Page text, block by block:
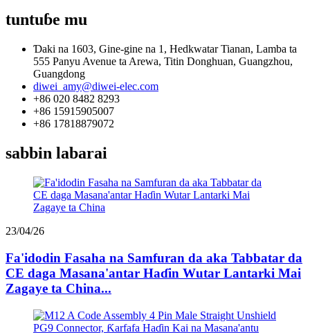
tuntuɓe mu
Ɗaki na 1603, Gine-gine na 1, Hedkwatar Tianan, Lamba ta
555 Panyu Avenue ta Arewa, Titin Donghuan, Guangzhou,
Guangdong
diwei_amy@diwei-elec.com
+86 020 8482 8293
+86 15915905007
+86 17818879072
sabbin labarai
23/04/26
Fa'idodin Fasaha na Samfuran da aka Tabbatar da
CE daga Masana'antar Haɗin Wutar Lantarki Mai
Zagaye ta China...